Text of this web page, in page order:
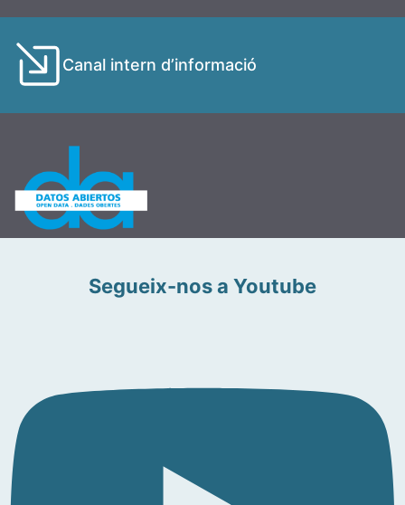
Canal intern d’informació
Segueix-nos a Youtube